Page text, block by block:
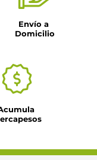
Envío a
Domicilio